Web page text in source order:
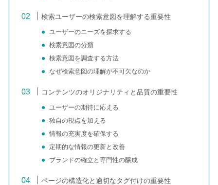
検索ユーザーの検索意図を理解する重要性
ユーザーのニーズを探求する
検索意図の分類
検索意図を調査する方法
なぜ検索意図の理解が不可欠なのか
コンテンツのオリジナリティと品質の重要性
ユーザーの期待に応える
独自の視点を加える
情報の充実度を確保する
定期的な情報の更新と改善
ブランドの確立と専門性の醸成
ページの構造化と適切なタグ付けの重要性